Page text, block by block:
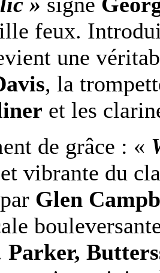
feux.
une
, la
et les
de grâce : «
vibrante du
Glen
Parker,